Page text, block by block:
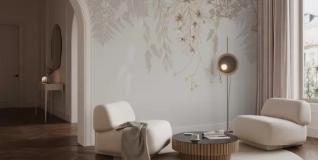
Премиум
Премиум
6333 .00RSD /m²
Peel and Stick